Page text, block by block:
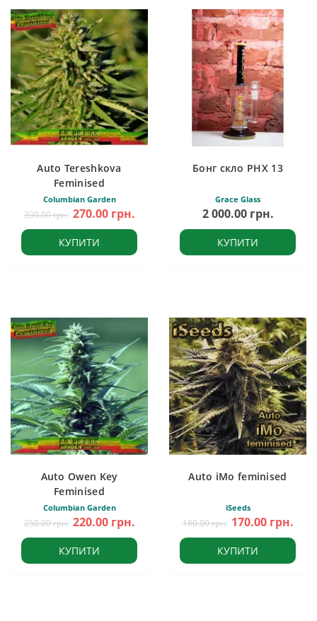
Auto Tereshkova
Feminised
Columbian Garden
300.00 грн. 270.00 грн.
КУПИТИ
Бонг скло PHX 13
Grace Glass
2 000.00 грн.
КУПИТИ
Auto Owen Key
Feminised
Columbian Garden
250.00 грн. 220.00 грн.
КУПИТИ
Auto iMo feminised
iSeeds
180.00 грн. 170.00 грн.
КУПИТИ